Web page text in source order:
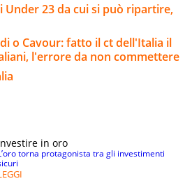
Under 23 da cui si può ripartire,
o Cavour: fatto il ct dell'Italia il
l'errore da non commettere
in oro
torna protagonista tra gli investimenti